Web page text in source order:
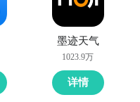
墨迹天气
1023.9万
详情